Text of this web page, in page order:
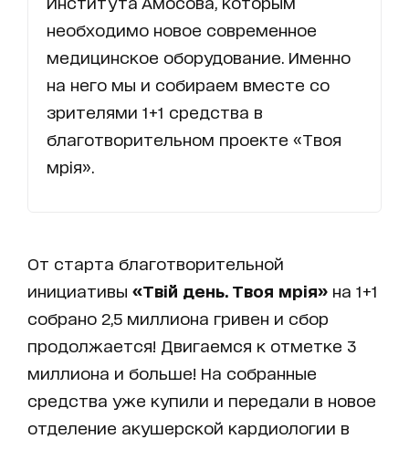
необходимо новое современное
медицинское оборудование. Именно
на него мы и собираем вместе со
зрителями 1+1 средства в
благотворительном проекте «Твоя
мрія».
От старта благотворительной
инициативы «Твій день. Твоя мрія» на 1+1
собрано 2,5 миллиона гривен и сбор
продолжается! Двигаемся к отметке 3
миллиона и больше! На собранные
средства уже купили и передали в новое
отделение акушерской кардиологии в